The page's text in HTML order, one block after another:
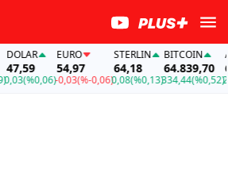
DOLAR
47,59
(%0,06)
EURO
54,97
-0,03(%-0,06)
STERLIN
64,18
0,08(%0,13)
BITCOIN
64.839,70
334,44(%0,52)